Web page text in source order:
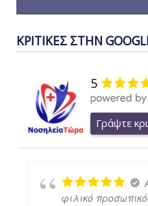
ΚΡΙΤΙΚΕΣ ΣΤΗΝ
5
Γράψτε
φιλικό